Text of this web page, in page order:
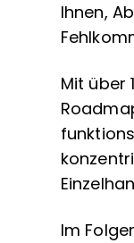
Ihnen,
Mit über
Im